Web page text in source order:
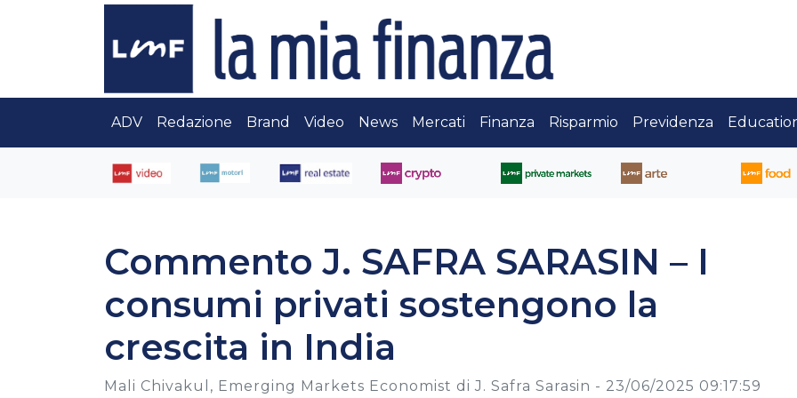
ADV Redazione Brand Video News Mercati Finanza Risparmio Previdenza
Commento J. SAFRA SARASIN – I
consumi privati sostengono la
crescita in India
Mali Chivakul, Emerging Markets Economist di J. Safra Sarasin - 23/06/2025 09:17:59